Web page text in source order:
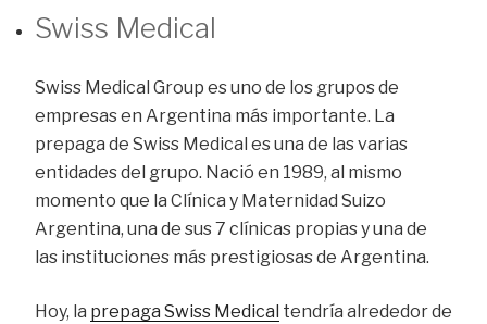
Swiss Medical
Swiss Medical Group es uno de los grupos de
empresas en Argentina más importante. La
prepaga de Swiss Medical es una de las varias
entidades del grupo. Nació en 1989, al mismo
momento que la Clínica y Maternidad Suizo
Argentina, una de sus 7 clínicas propias y una de
las instituciones más prestigiosas de Argentina.
Hoy, la prepaga Swiss Medical tendría alrededor de